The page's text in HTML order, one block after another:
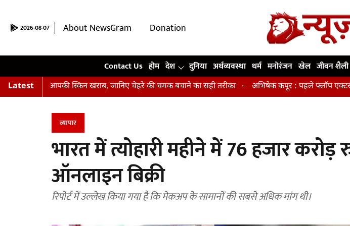
2026-08-07 About NewsGram
Donation
Contact Us होम देश दुनिया अर्थव्यवस्था धर्म मनोरंजन खेल जीवन शैली
Latest
आपकी स्किन खराब, जानिए चेहरे की चमक बचाने का सही तरीका अभिषेक कपूर : पहले फ्लॉप एक्टर फिर बने
व्यापार
भारत में त्योहारी महीने में 76 हजार
ऑनलाइन बिक्री
रिपोर्ट में उल्लेख किया गया है कि मेकअप के सामानों की सबसे अधिक मांग थी।